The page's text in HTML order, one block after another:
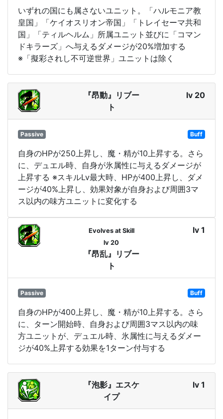
いずれの国にも属さないユニット。「ハルモニア教
皇国」「ケイオスリオン帝国」「トレイセーマ共和
国」「ティルヘルム」所属ユニット並びに「コマン
ドキラーズ」へ与えるダメージが20%増加する
※「擬彩されし不可逆世界」ユニットは除く
『昂動』リブー
ト
lv 20
Passive Buff
自身のHPが250上昇し、魔・精が10上昇する。さら
に、デュエル時、自身が氷属性に与えるダメージが
上昇する ※スキルLv最大時、HPが400上昇し、ダメ
ージが40%上昇し、効果対象が自身および周囲3マ
ス以内の味方ユニットに変化する
Evolves at Skill
lv 20
『昂乱』リブー
ト
lv 1
Passive Buff
自身のHPが400上昇し、魔・精が10上昇する。さら
に、ターン開始時、自身および周囲3マス以内の味
方ユニットが、デュエル時、氷属性に与えるダメー
ジが40%上昇する効果を1ターン付与する
『泡影』エスケ
イプ
lv 1